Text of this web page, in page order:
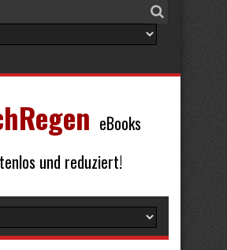
eBooks
und reduziert!